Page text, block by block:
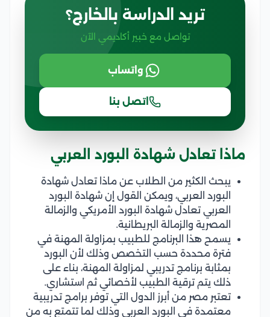
تريد الدراسة بالخارج؟
تواصل مع خبير أكاديمي الآن
واتساب
اتصل بنا
ماذا تعادل شهادة البورد العربي
يبحث الكثير من الطلاب عن ماذا تعادل شهادة
البورد العربي، ويمكن القول إن شهادة البورد
العربي تعادل شهادة البورد الأمريكي والزمالة
المصرية والزمالة البريطانية.
يسمح هذا البرنامج للطبيب بمزاولة المهنة في
فترة محددة حسب التخصص وذلك لأن البورد
بمثابة برنامج تدريبي لمزاولة المهنة، بناء على
ذلك يتم ترقية الطبيب لأخصائي ثم استشاري.
تعتبر مصر من أبرز الدول التي توفر برامج تدريبية
معتمدة في البورد العربي وذلك لما تتمتع به من